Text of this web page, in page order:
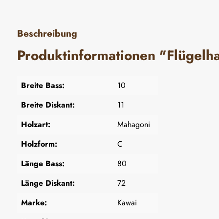
Beschreibung
Produktinformationen
Breite Bass:
10
Breite Diskant:
11
Holzart:
Mahagoni
Holzform:
C
Länge Bass:
80
Länge Diskant:
72
Marke:
Kawai